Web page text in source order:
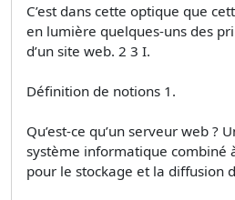
C’est dans cette optique que
en lumière quelques-uns des
d’un site web. 2 3 I.
Définition de notions 1.
Qu’est-ce qu’un serveur web ?
système informatique combiné
pour le stockage et la diffusion